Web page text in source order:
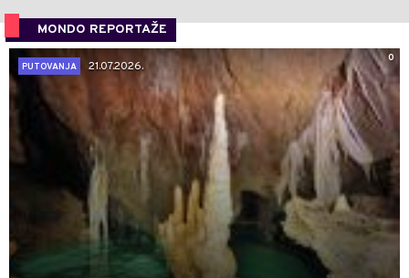
MONDO REPORTAŽE
0
PUTOVANJA
21.07.2026.